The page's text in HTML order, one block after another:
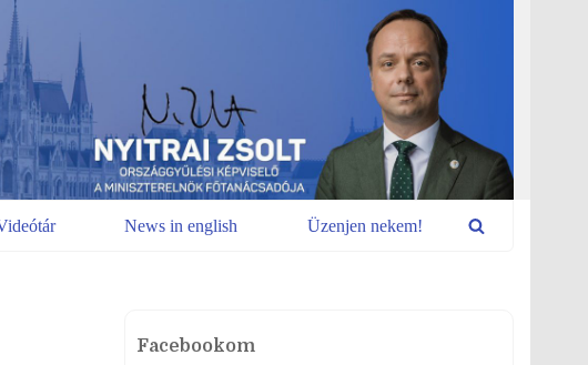
News in english Üzenjen nekem!
Facebookom